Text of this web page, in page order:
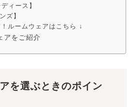
ィース】
ズ】
ルームウェアはこちら ↓
アをご紹介
を選ぶときのポイン